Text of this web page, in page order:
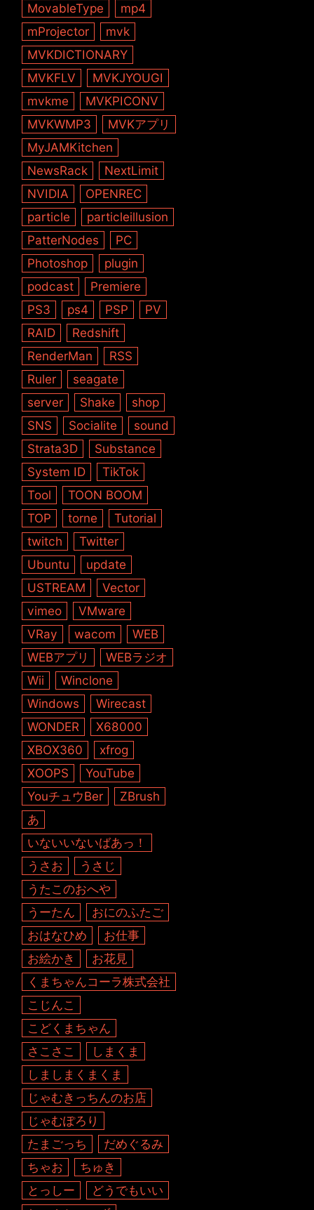
MovableType
mp4
mProjector
mvk
MVKDICTIONARY
MVKFLV
MVKJYOUGI
mvkme
MVKPICONV
MVKWMP3
MVKアプリ
MyJAMKitchen
NewsRack
NextLimit
NVIDIA
OPENREC
particle
particleillusion
PatterNodes
PC
Photoshop
plugin
podcast
Premiere
PS3
ps4 PSP
PV
RAID
Redshift
RenderMan
RSS
Ruler
seagate
server
Shake
shop
SNS
Socialite
sound
Strata3D
Substance
System ID
TikTok
Tool
TOON BOOM
TOP
torne
Tutorial
twitch
Twitter
Ubuntu
update
USTREAM
Vector
vimeo
VMware
VRay
wacom
WEB
WEBアプリ
WEBラジオ
Wii
Winclone
Windows
Wirecast
WONDER
X68000
XBOX360
xfrog
XOOPS
YouTube
YouチュウBer
ZBrush
あ
いないいないばあっ！
うさお
うさじ
うたこのおへや
うーたん
おにのふたご
おはなひめ
お仕事
お絵かき
お花見
くまちゃんコーラ株式会社
こじんこ
こどくまちゃん
さこさこ
しまくま
しましまくまくま
じゃむきっちんのお店
じゃむぽろり
たまごっち
だめぐるみ
ちゃお
ちゅき
とっしー
どうでもいい